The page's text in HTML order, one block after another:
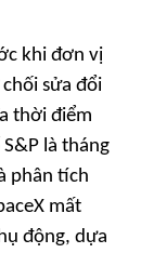
khi đơn vị
chối sửa đổi
thời điểm
là tháng
phân tích
mất
động, dựa